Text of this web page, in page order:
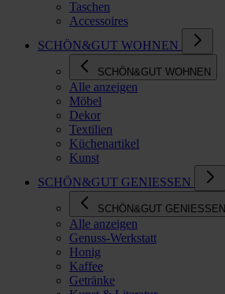
Taschen
Accessoires
SCHÖN&GUT WOHNEN
SCHÖN&GUT WOHNEN
Alle anzeigen
Möbel
Dekor
Textilien
Küchenartikel
Kunst
SCHÖN&GUT GENIESSEN
SCHÖN&GUT GENIESSEN
Alle anzeigen
Genuss-Werkstatt
Honig
Kaffee
Getränke